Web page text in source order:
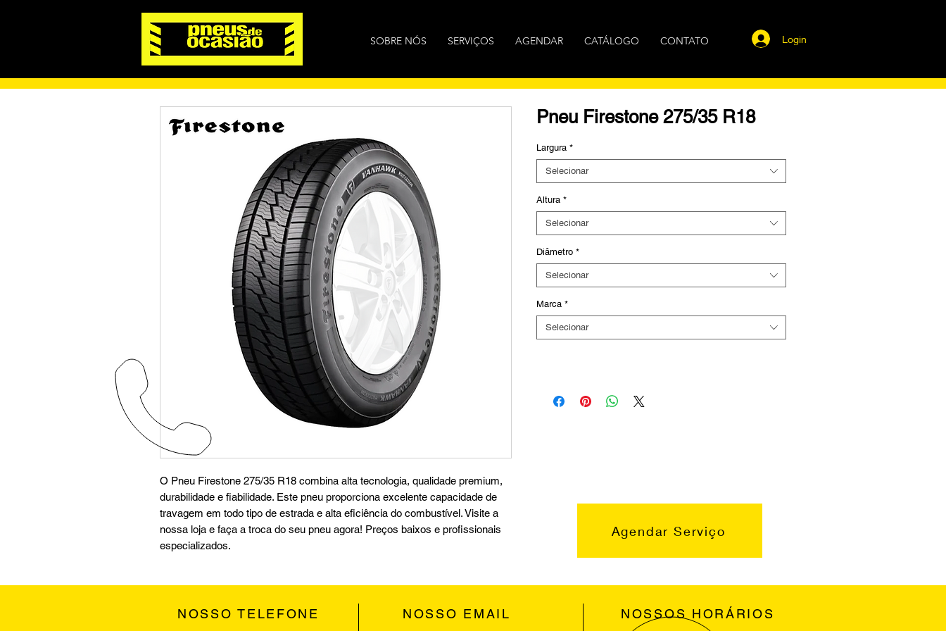
SOBRE NÓS SERVIÇOS AGENDAR CATÁLOGO CONTATO Login
O Pneu Firestone 275/35 R18 combina alta tecnologia, qualidade premium,
durabilidade e fiabilidade. Este pneu proporciona excelente capacidade de
travagem em todo tipo de estrada e alta eficiência do combustível. Visite a
nossa loja e faça a troca do seu pneu agora! Preços baixos e profissionais
especializados.
Pneu Firestone 275/35 R18
Largura *
Selecionar
Altura *
Selecionar
Diâmetro *
Selecionar
Marca *
Selecionar
Agendar Serviço
NOSSO TELEFONE NOSSO EMAIL NOSSOS HORÁRIOS